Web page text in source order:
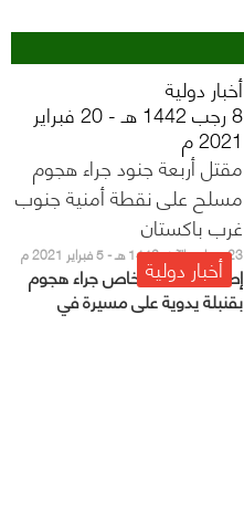
أخبار دولية
8 رجب 1442 هـ - 20 فبراير
2021 م
مقتل أربعة جنود جراء هجوم
مسلح على نقطة أمنية جنوب
غرب باكستان
أخبار دولية23 جمادى الآخر 1442 هـ - 5 فبراير 2021 م
إصابة سبعة أشخاص جراء هجوم
بقنبلة يدوية على مسيرة في